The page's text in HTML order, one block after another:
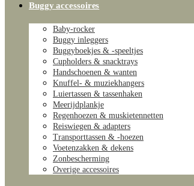
Buggy accessoires
Baby-rocker
Buggy inleggers
Buggyboekjes & -speeltjes
Cupholders & snacktrays
Handschoenen & wanten
Knuffel- & muziekhangers
Luiertassen & tassenhaken
Meerijdplankje
Regenhoezen & muskietennetten
Reiswiegen & adapters
Transporttassen & -hoezen
Voetenzakken & dekens
Zonbescherming
Overige accessoires